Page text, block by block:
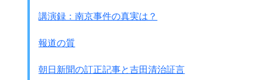
危険性を否定していません
厚生省の医務官は
1963年に脳症を伴う多臓器不全の報告をしました。
1975年にそのライ症候群を調べたところ、
使っていることが分かりました。
講演録：南京事件の真実は？
報道の質
朝日新聞の訂正記事と吉田清治証言